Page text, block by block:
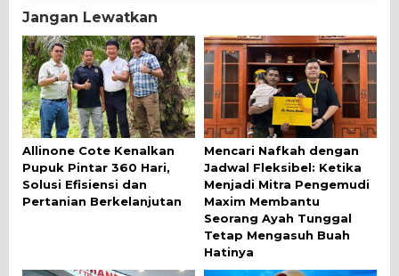
Jangan Lewatkan
Allinone Cote Kenalkan
Pupuk Pintar 360 Hari,
Solusi Efisiensi dan
Pertanian Berkelanjutan
Mencari Nafkah dengan
Jadwal Fleksibel: Ketika
Menjadi Mitra Pengemudi
Maxim Membantu
Seorang Ayah Tunggal
Tetap Mengasuh Buah
Hatinya